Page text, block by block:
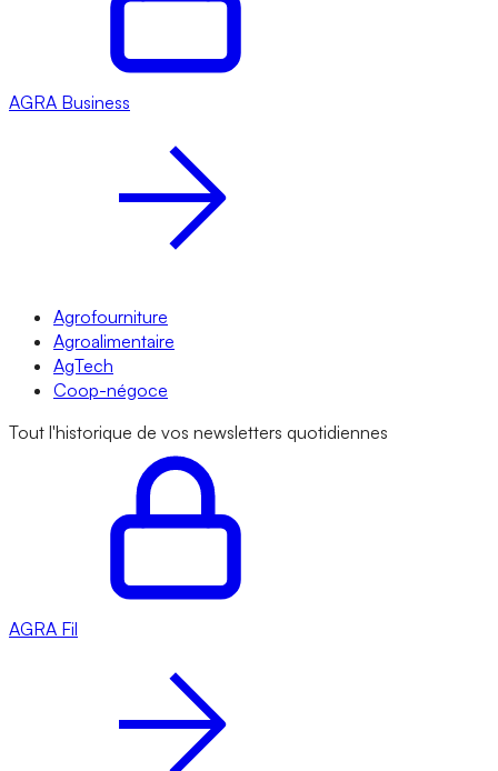
AGRA Business
Agrofourniture
Agroalimentaire
AgTech
Coop-négoce
Tout l'historique de vos newsletters quotidiennes
AGRA Fil